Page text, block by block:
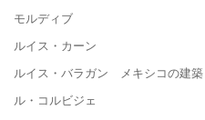
モルディブ
ルイス・カーン
ルイス・バラガン メキシコの建築
ル・コルビジェ